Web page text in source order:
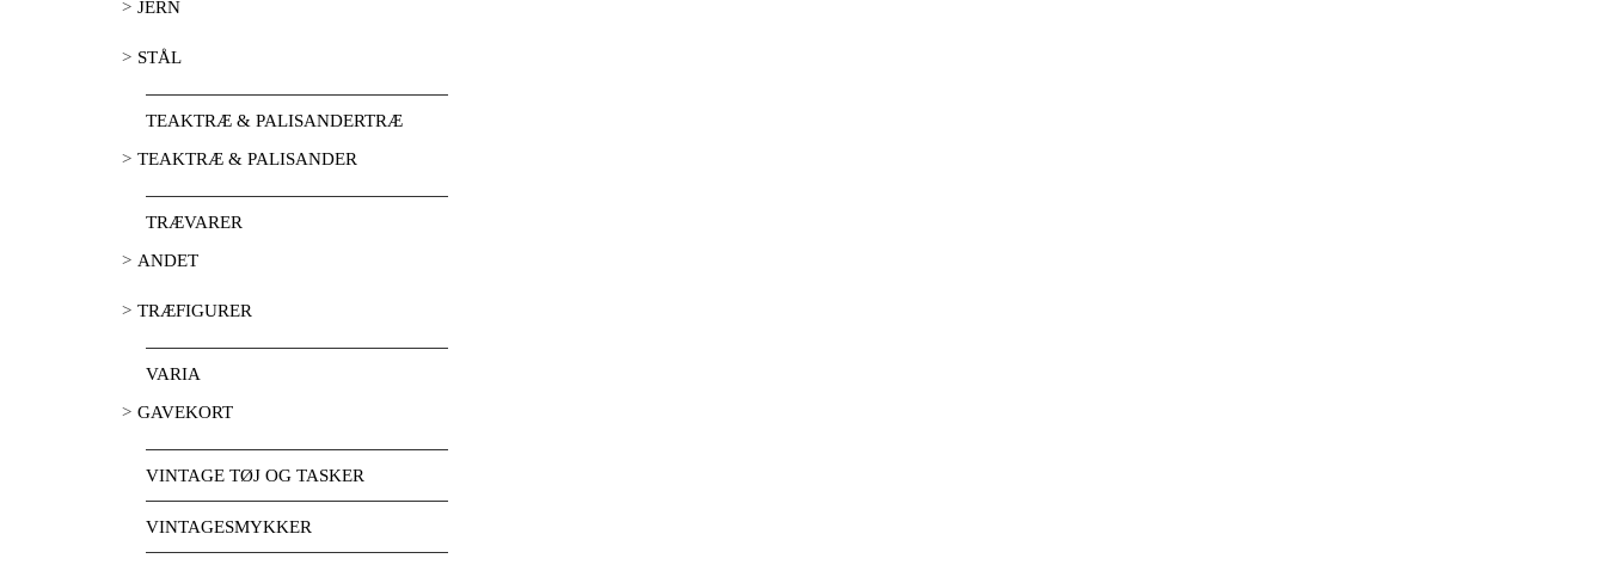
JERN
STÅL
TEAKTRÆ & PALISANDERTRÆ
TEAKTRÆ & PALISANDER
TRÆVARER
ANDET
TRÆFIGURER
VARIA
GAVEKORT
VINTAGE TØJ OG TASKER
VINTAGESMYKKER